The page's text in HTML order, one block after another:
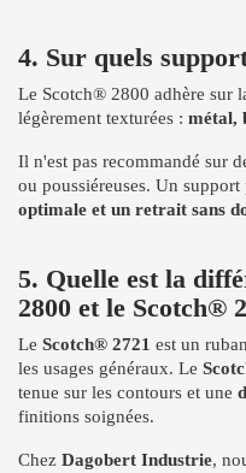
4. Sur quels
Le Scotch® 2800 adhère sur
légèrement texturées : métal,
Il n'est pas recommandé sur
ou poussiéreuses. Un
optimale et un retrait sans
5. Quelle est la
2800 et le Scotch®
Le Scotch® 2721 est un
les usages généraux. Le
tenue sur les contours et une
finitions soignées.
Chez Dagobert Industrie,